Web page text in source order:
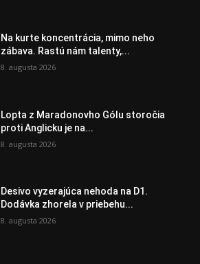
Na kurte koncentrácia, mimo neho
zábava. Rastú nám talenty,...
8. augusta 2026
Lopta z Maradonovho Gólu storočia
proti Anglicku je na...
8. augusta 2026
Desivo vyzerajúca nehoda na D1.
Dodávka zhorela v priebehu...
8. augusta 2026